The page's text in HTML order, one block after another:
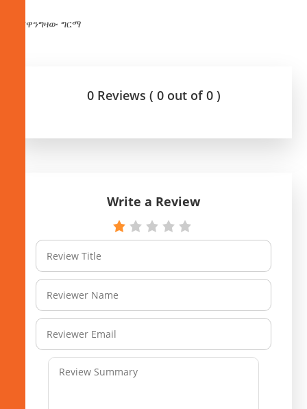
በሸዋንግዛው ግርማ
0 Reviews ( 0 out of 0 )
Write a Review